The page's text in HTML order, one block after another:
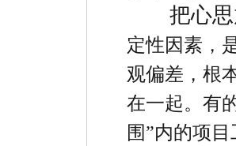
把心
定性因素，
观偏差，根
在一起。有
围”内的项